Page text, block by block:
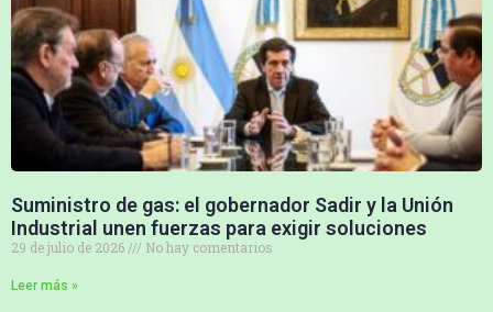
Suministro de gas: el gobernador Sadir y la Unión
Industrial unen fuerzas para exigir soluciones
29 de julio de 2026 No hay comentarios
Leer más »